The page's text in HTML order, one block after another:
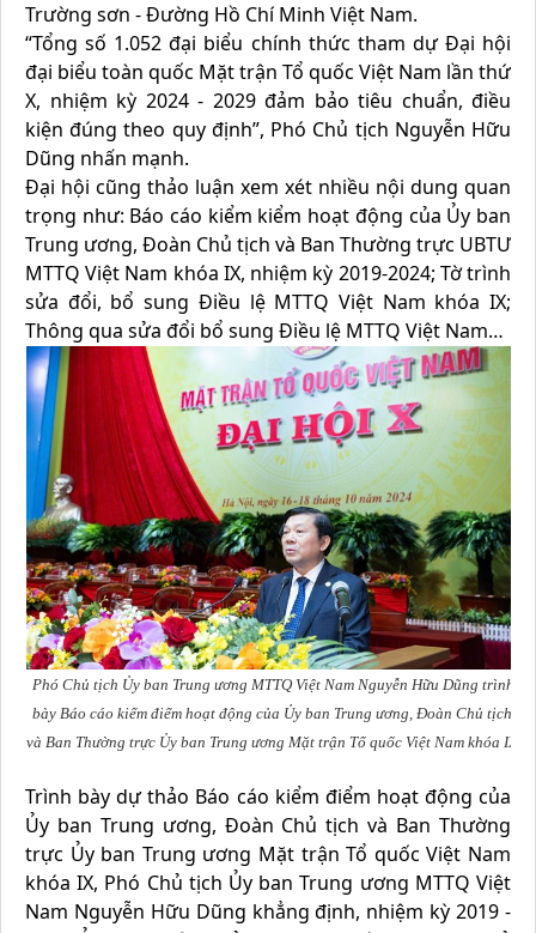
Trường sơn - Đường Hồ Chí Minh Việt Nam.
“Tổng số 1.052 đại biểu chính thức tham dự Đại hội
đại biểu toàn quốc Mặt trận Tổ quốc Việt Nam lần thứ
X, nhiệm kỳ 2024 - 2029 đảm bảo tiêu chuẩn, điều
kiện đúng theo quy định”, Phó Chủ tịch Nguyễn Hữu
Dũng nhấn mạnh.
Đại hội cũng thảo luận xem xét nhiều nội dung quan
trọng như: Báo cáo kiểm kiểm hoạt động của Ủy ban
Trung ương, Đoàn Chủ tịch và Ban Thường trực UBTƯ
MTTQ Việt Nam khóa IX, nhiệm kỳ 2019-2024; Tờ trình
sửa đổi, bổ sung Điều lệ MTTQ Việt Nam khóa IX;
Thông qua sửa đổi bổ sung Điều lệ MTTQ Việt Nam…
Phó Chủ tịch Ủy ban Trung ương MTTQ Việt Nam Nguyễn Hữu Dũng trình
bày Báo cáo kiểm điểm hoạt động của Ủy ban Trung ương, Đoàn Chủ tịch
và Ban Thường trực Ủy ban Trung ương Mặt trận Tổ quốc Việt Nam khóa IX
Trình bày dự thảo Báo cáo kiểm điểm hoạt động của
Ủy ban Trung ương, Đoàn Chủ tịch và Ban Thường
trực Ủy ban Trung ương Mặt trận Tổ quốc Việt Nam
khóa IX, Phó Chủ tịch Ủy ban Trung ương MTTQ Việt
Nam Nguyễn Hữu Dũng khẳng định, nhiệm kỳ 2019 -